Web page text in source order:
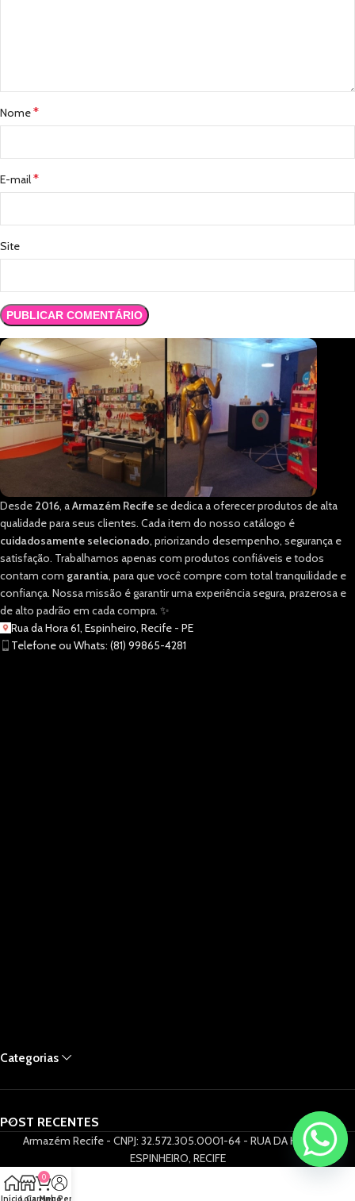
Nome*
E-mail*
Site
Desde 2016, aArmazém Recifese dedica a oferecer produtos de alta
qualidade para seus clientes. Cada item do nosso catálogo é
cuidadosamente selecionado, priorizando desempenho, segurança e
satisfação. Trabalhamos apenas com produtos confiáveis e todos
contam com garantia, para que você compre com total tranquilidade e
confiança. Nossa missão é garantir uma experiência segura, prazerosa e
de alto padrão em cada compra. ✨
Rua da Hora 61, Espinheiro, Recife - PE
Telefone ou Whats: (81) 99865-4281
Categorias
POST RECENTES
Armazém Recife - CNPJ: 32.572.305.0001-64 - RUA DA HORA 61,
ESPINHEIRO, RECIFE
InícioLoja
0
Carrinho
Meu Perfil